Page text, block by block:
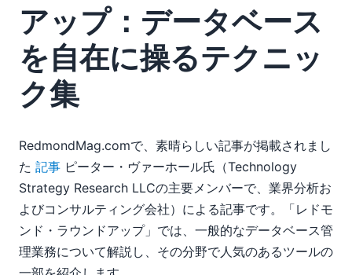
06
レドモンド・ラウンドアップ：データベースを自在に操るテ
クニック集
改善点や新機能の提案方法について
UModelを用いたアジャイルモデリング
Altova UModelのバージョン2008r2では、ビジネスプロセ
スモデリング、レイヤー機能、Java 6.0、C# 3.0、VB 9.0
といった機能が追加され、さらに多くの機能が搭載されてい
ます
08
09
アップ：データベース
を自在に操るテクニッ
ク集
RedmondMag.comで、素晴らしい記事が掲載されまし
た 記事 ピーター・ヴァーホール氏（Technology
Strategy Research LLCの主要メンバーで、業界分析お
よびコンサルティング会社）による記事です。「レドモ
ンド・ラウンドアップ」では、一般的なデータベース管
理業務について解説し、その分野で人気のあるツールの